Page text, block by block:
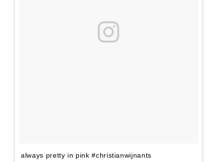
always pretty in pink #christianwijnants